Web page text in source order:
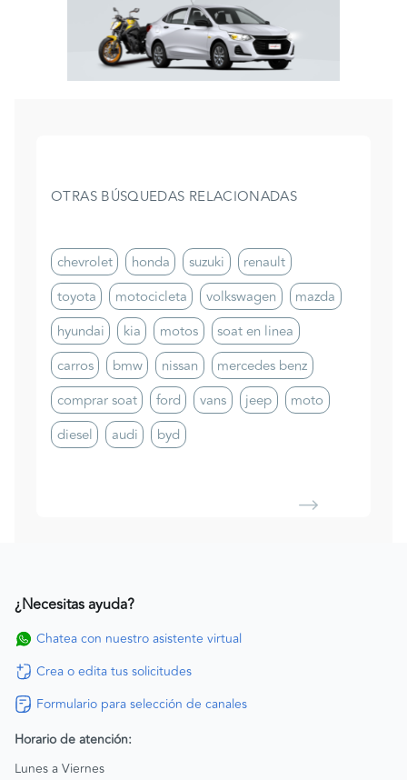
OTRAS BÚSQUEDAS RELACIONADAS
chevrolet honda suzuki
renault
toyota
motocicleta volkswagen
mazda
hyundai
kia motos
soat en linea
carros
bmw nissan
mercedes benz
comprar soat
ford vans jeep
moto
diesel
audi byd
¿Necesitas ayuda?
Chatea con nuestro asistente virtual
Crea o edita tus solicitudes
Formulario para selección de canales
Horario de atención:
Lunes a Viernes